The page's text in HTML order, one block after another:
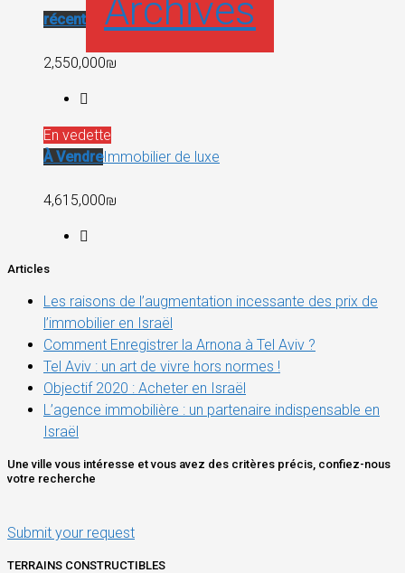
récent
Archives
2,550,000₪
En vedette
À VendreImmobilier de luxe
4,615,000₪
Articles
Les raisons de l’augmentation incessante des prix de
l’immobilier en Israël
Comment Enregistrer la Arnona à Tel Aviv ?
Tel Aviv : un art de vivre hors normes !
Objectif 2020 : Acheter en Israël
L’agence immobilière : un partenaire indispensable en
Israël
Une ville vous intéresse et vous avez des critères précis, confiez-nous
votre recherche
Submit your request
TERRAINS CONSTRUCTIBLES